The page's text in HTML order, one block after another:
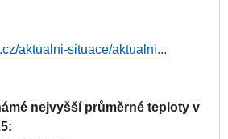
aktualni-situace/aktualni...
nejvyšší průměrné teploty v